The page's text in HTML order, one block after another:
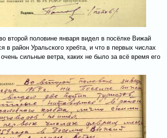
второй половине января видел в посёлке Вижай
в район Уральского хребта, и что в первых числах
сильные ветра, каких не было за всё время его